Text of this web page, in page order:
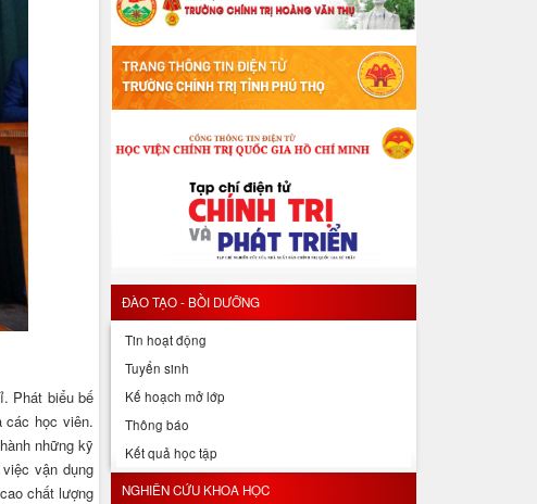
Phát biểu bế
các học viên.
những kỹ
vận dụng
chất lượng
ĐÀO TẠO - BỒI DƯỠNG
Tin hoạt động
Tuyển sinh
Kế hoạch mở lớp
Thông báo
Kết quả học tập
NGHIÊN CỨU KHOA HỌC